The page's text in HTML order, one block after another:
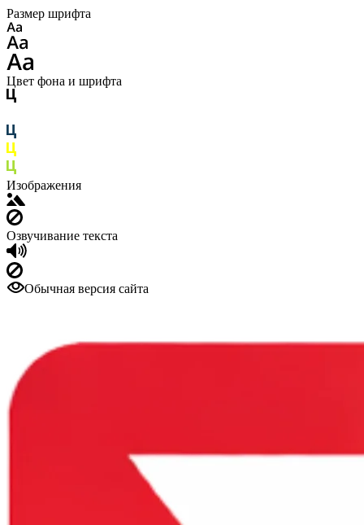
Размер шрифта
Цвет фона и шрифта
Изображения
Озвучивание текста
Обычная версия сайта